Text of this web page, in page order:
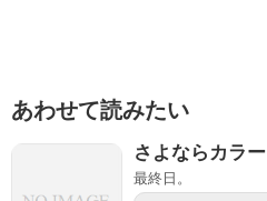
あわせて読みたい
さよならカラー
最終日。